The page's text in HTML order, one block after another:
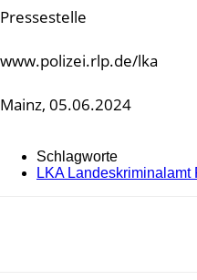
Pressestelle
www.polizei.rlp.de/lka
Mainz, 05.06.2024
Schlagworte
LKA Landeskriminalamt